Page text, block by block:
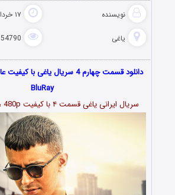
نویسنده ۱۷ خرداد ۱۴۰۱
یاغی 54790 بازدید
BluRay
سریال ایرانی یاغی قسمت۴با کیفیت 1080p & 720p & 480p